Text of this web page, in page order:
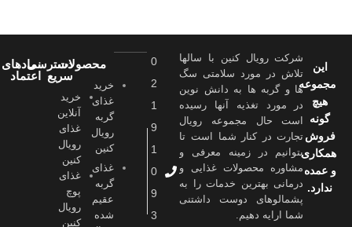
این
مجموعه
هیچ
گونه
فروش
همکاری
و عمده
ندارد.
شرکت رویال کنین با سالها
تلاش در مورد سلامتی سگ
ها و گربه ها به دانش نوین
در مورد تغذیه آنها رسیده
است حال مجموعه رویال
تجارت در کنار شما است تا
بتوانیم در زمینه معرفی و
مشاوره محصولات غذایی و
درمانی بهترین خدمات را به
پشمالوهای دوست داشتنی
شما ارايه دهیم.
0
2
1
9
1
0
9
3
محصولات
خرید
غذای
گربه
رویال
کنین
غذای
گربه
عقیم
شده
دسترسی
سریع
خرید
آنلاین
غذای
رویال
کنین
غذای
پوچ
رویال
کنین
نمادهای
اعتماد